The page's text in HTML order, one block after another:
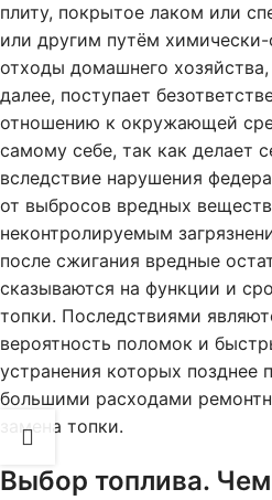
плиту, покрытое лаком или
или другим путём химически-
отходы домашнего
далее, поступает
отношению к окружающей
самому себе, так как делает
вследствие нарушения
от выбросов вредных
неконтролируемым
после сжигания вредные
сказываются на функции и
топки. Последствиями
вероятность поломок и
устранения которых позднее
большими расходами
замена топки.
Выбор топлива.